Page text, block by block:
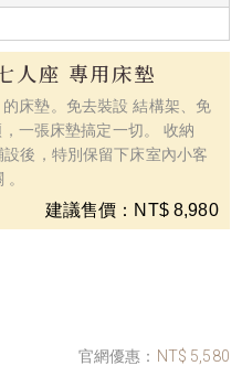
人座 專用床墊
床墊。免去裝設 結構架、免
一張床墊搞定一切。 收納
後，特別保留下床室內小客
建議售價：NT$ 8,980
官網優惠： NT$ 5,580